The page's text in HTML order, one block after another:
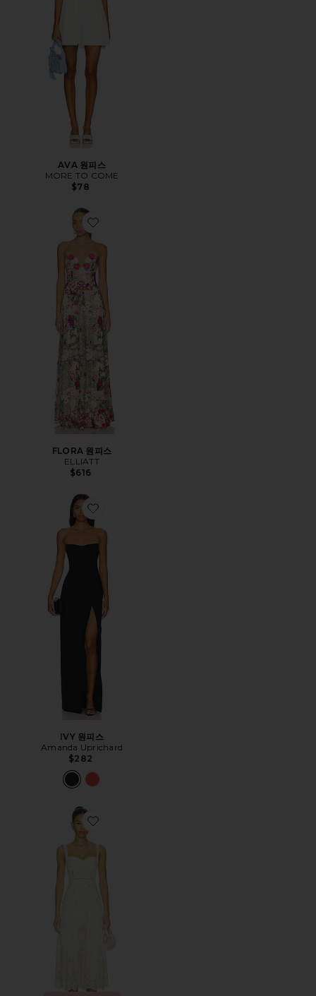
AVA 원피스
MORE TO COME
$78
Favorite FLORA 원피스
FLORA 원피스
ELLIATT
$616
Favorite IVY 원피스
IVY 원피스
Amanda Uprichard
$282
Favorite PELLAGIA 원피스